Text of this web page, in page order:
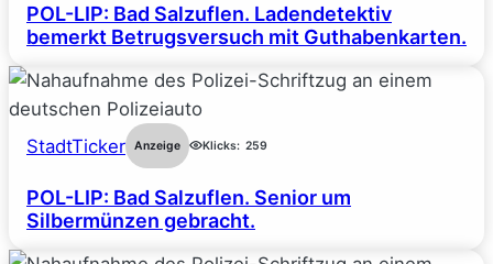
POL-LIP: Bad Salzuflen. Ladendetektiv
bemerkt Betrugsversuch mit Guthabenkarten.
StadtTicker Anzeige Klicks: 259
POL-LIP: Bad Salzuflen. Senior um
Silbermünzen gebracht.